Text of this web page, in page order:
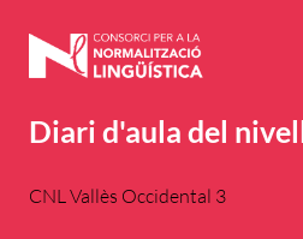
Diari d'aula del
CNL Vallès Occidental 3